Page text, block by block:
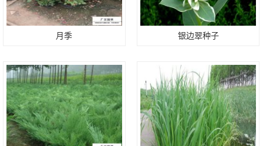
月季 银边翠种子